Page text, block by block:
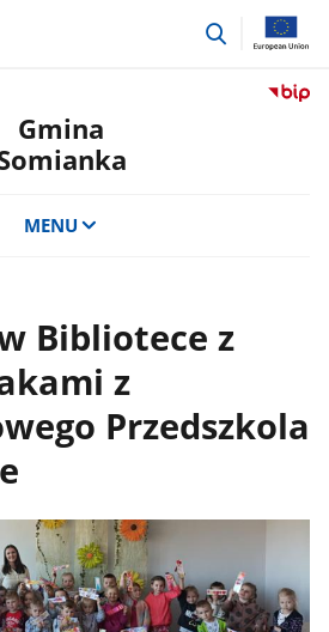
przejdź
Przejdź
Gmina
MENU
Bibliotece z
z
Przedszkola